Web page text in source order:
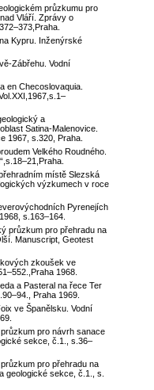
průzkumu pro
Vláří. Zprávy o
Kypru. Inženýrské
Zábřehu. Vodní
en Checoslovaquia.
a
Satina-Malenovice.
1967, s.320, Praha.
Velkého Roudného.
místě Slezská
výzkumech v roce
Pyrenejích
s.163–164.
průzkum pro přehradu na
Manuscript, Geotest
zkoušek ve
1968.
a Pasteral na řece Ter
Praha 1969.
ve Španělsku. Vodní
pro návrh sanace
sekce, č.1., s.36–
pro přehradu na
geologické sekce, č.1., s.